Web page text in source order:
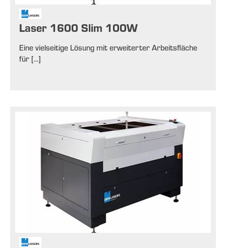
Laser 1600 Slim 100W
Eine vielseitige Lösung mit erweiterter Arbeitsfläche
für [...]